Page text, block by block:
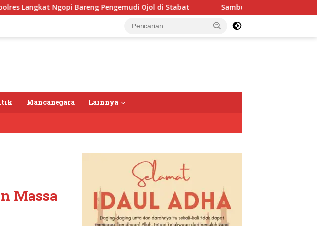
Bareng Pengemudi Ojol di Stabat Sambut HUT RI Ke-81, Ricky Anthony Buka
Mancanegara Lainnya
Massa